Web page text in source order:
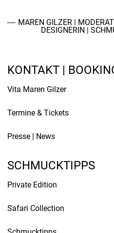
MAREN GILZER |
DESIGNERIN |
KONTAKT |
Vita Maren Gilzer
Termine & Tickets
Presse | News
SCHMUCKTIPPS
Private Edition
Safari Collection